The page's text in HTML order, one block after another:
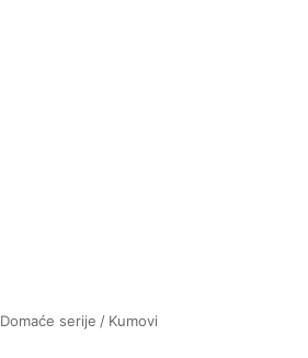
Domaće serije / Kumovi